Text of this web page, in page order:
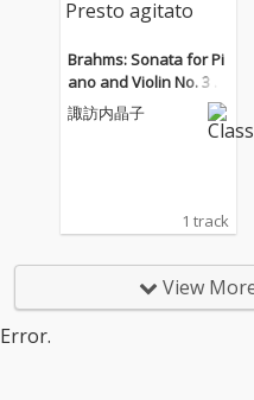
Brahms: Sonata for Pi
ano and Violin No. 3 in
D Minor, Op. 108: IV. Pr
esto agitato
諏訪内晶子
1 track
View
Error.